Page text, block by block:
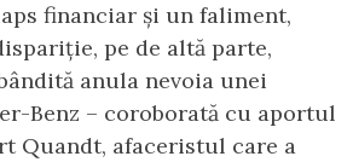
financiar și un faliment,
pe de altă parte,
anula nevoia unei
Benz – coroborată cu aportul
Quandt, afaceristul care a